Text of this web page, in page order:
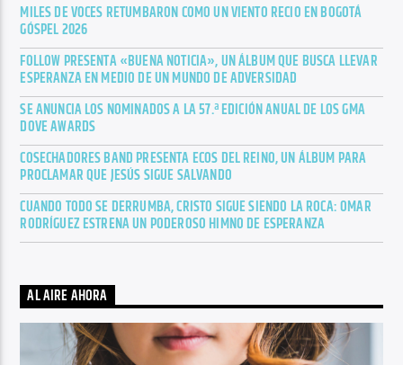
MILES DE VOCES RETUMBARON COMO UN VIENTO RECIO EN BOGOTÁ
GÓSPEL 2026
FOLLOW PRESENTA «BUENA NOTICIA», UN ÁLBUM QUE BUSCA LLEVAR
ESPERANZA EN MEDIO DE UN MUNDO DE ADVERSIDAD
SE ANUNCIA LOS NOMINADOS A LA 57.ª EDICIÓN ANUAL DE LOS GMA
DOVE AWARDS
COSECHADORES BAND PRESENTA ECOS DEL REINO, UN ÁLBUM PARA
PROCLAMAR QUE JESÚS SIGUE SALVANDO
CUANDO TODO SE DERRUMBA, CRISTO SIGUE SIENDO LA ROCA: OMAR
RODRÍGUEZ ESTRENA UN PODEROSO HIMNO DE ESPERANZA
AL AIRE AHORA